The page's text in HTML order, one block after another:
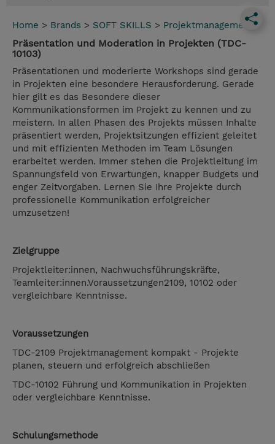
Home > Brands > SOFT SKILLS > Projektmanagement
Präsentation und Moderation in Projekten (TDC-
10103)
Präsentationen und moderierte Workshops sind gerade
in Projekten eine besondere Herausforderung. Gerade
hier gilt es das Besondere dieser
Kommunikationsformen im Projekt zu kennen und zu
meistern. In allen Phasen des Projekts müssen Inhalte
präsentiert werden, Projektsitzungen effizient geleitet
und mit effizienten Methoden im Team Lösungen
erarbeitet werden. Immer stehen die Projektleitung im
Spannungsfeld von Erwartungen, knapper Budgets und
enger Zeitvorgaben. Lernen Sie Ihre Projekte durch
professionelle Kommunikation erfolgreicher
umzusetzen!
Zielgruppe
Projektleiter:innen, Nachwuchsführungskräfte,
Teamleiter:innen.Voraussetzungen2109, 10102 oder
vergleichbare Kenntnisse.
Voraussetzungen
TDC-2109 Projektmanagement kompakt - Projekte
planen, steuern und erfolgreich abschließen
TDC-10102 Führung und Kommunikation in Projekten
oder vergleichbare Kenntnisse.
Schulungsmethode